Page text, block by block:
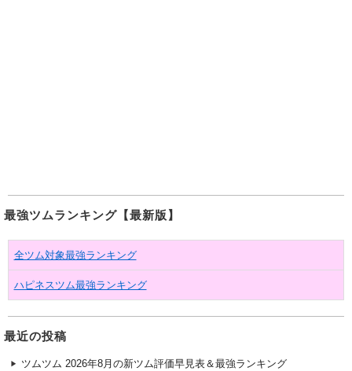
最強ツムランキング【最新版】
全ツム対象最強ランキング
ハピネスツム最強ランキング
最近の投稿
ツムツム 2026年8月の新ツム評価早見表＆最強ランキング